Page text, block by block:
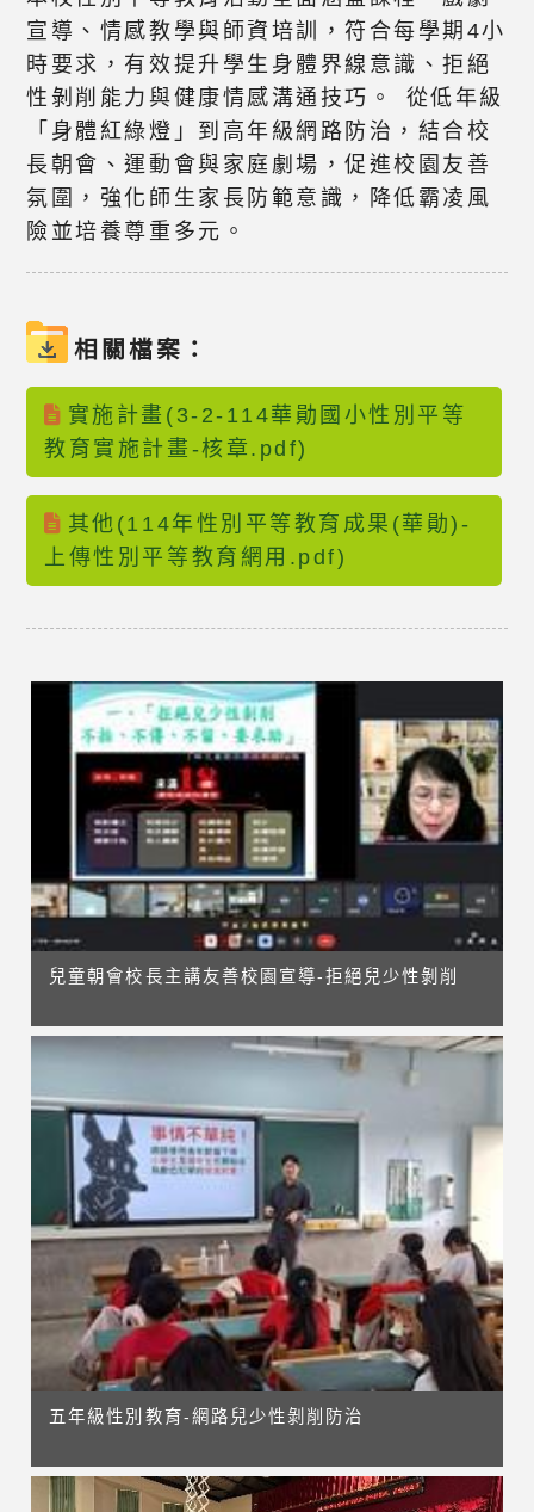
宣導、情感教學與師資培訓，符合每學期4小
時要求，有效提升學生身體界線意識、拒絕
性剝削能力與健康情感溝通技巧。 從低年級
「身體紅綠燈」到高年級網路防治，結合校
長朝會、運動會與家庭劇場，促進校園友善
氛圍，強化師生家長防範意識，降低霸凌風
險並培養尊重多元。
相關檔案：
實施計畫(3-2-114華勛國小性別平等
教育實施計畫-核章.pdf)
其他(114年性別平等教育成果(華勛)-
上傳性別平等教育網用.pdf)
兒童朝會校長主講友善校園宣導-拒絕兒少性剝削
五年級性別教育-網路兒少性剝削防治